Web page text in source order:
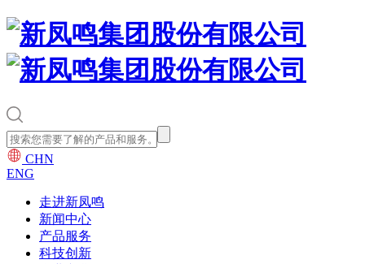
CHN
ENG
走进新凤鸣
新闻中心
产品服务
科技创新